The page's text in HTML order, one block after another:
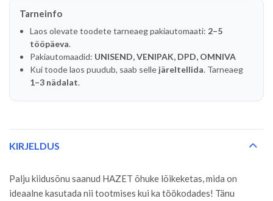
Tarneinfo
Laos olevate toodete tarneaeg pakiautomaati: 2–5
tööpäeva.
Pakiautomaadid: UNISEND, VENIPAK, DPD, OMNIVA
Kui toode laos puudub, saab selle järeltellida. Tarneaeg
1–3 nädalat.
KIRJELDUS
Palju kiidusõnu saanud HAZET õhuke lõikeketas, mida on
ideaalne kasutada nii tootmises kui ka töökodades! Tänu